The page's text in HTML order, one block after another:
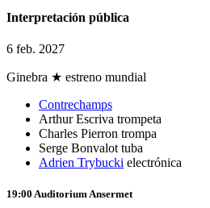
Interpretación pública
6 feb. 2027
Ginebra ★ estreno mundial
Contrechamps
Arthur Escriva trompeta
Charles Pierron trompa
Serge Bonvalot tuba
Adrien Trybucki electrónica
19:00 Auditorium Ansermet